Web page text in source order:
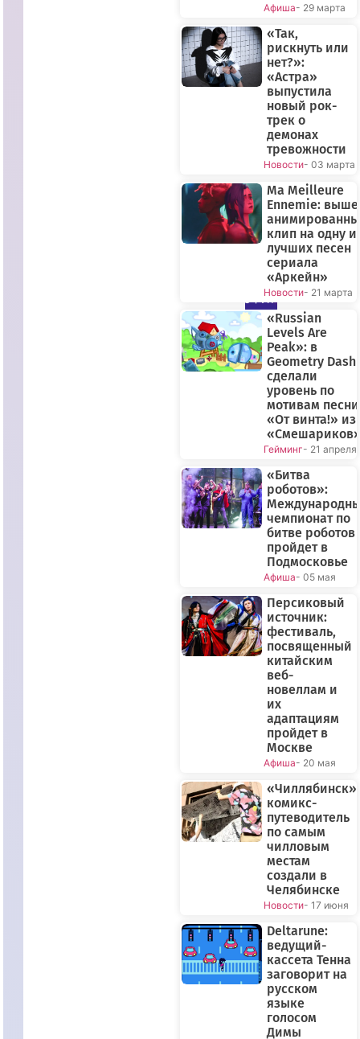
ПРЯМОЙ
ЭФИР
Афиша- 29 марта
«Так,
рискнуть или
нет?»:
«Астра»
выпустила
новый рок-
трек о
демонах
тревожности
Новости- 03 марта
Ma Meilleure
Ennemie:
клип на одну
лучших песен
сериала
«Аркейн»
Новости- 21 марта
«Russian
Levels Are
Peak»: в
Geometry Dash
сделали
уровень по
мотивам песни
«От винта!» из
Гейминг- 21 апреля
«Битва
роботов»:
чемпионат по
битве роботов
пройдет в
Подмосковье
Афиша- 05 мая
Персиковый
источник:
фестиваль,
посвященный
китайским
веб-
новеллам и
их
адаптациям
пройдет в
Москве
Афиша- 20 мая
«Чиллябинск»:
комикс-
путеводитель
по самым
чилловым
местам
создали в
Челябинске
Новости- 17 июня
Deltarune:
ведущий-
кассета Тенна
заговорит на
русском
языке
голосом
Димы